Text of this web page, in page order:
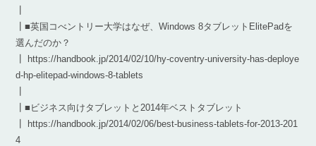
┃■英国コべントリー大学はなぜ、Windows 8タブレットElitePadを
選んだのか？
┃ https://handbook.jp/2014/02/10/hy-coventry-university-has-deploye
d-hp-elitepad-windows-8-tablets
┃■ビジネス向けタブレットと2014年ベストタブレット
┃ https://handbook.jp/2014/02/06/best-business-tablets-for-2013-201
4